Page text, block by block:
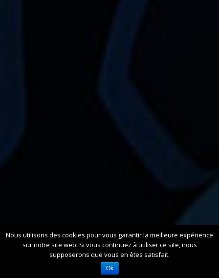
Nous utilisons des cookies pour vous garantir la meilleure expérience
sur notre site web. Si vous continuez à utiliser ce site, nous
supposerons que vous en êtes satisfait.
Ok